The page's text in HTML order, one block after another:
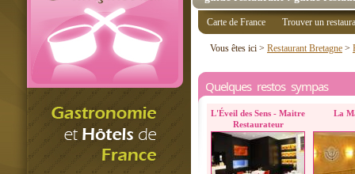
Carte de France Trouver un
Vous êtes ici > Restaurant Bretagne >
Quelques restos sympas
L'Éveil des Sens - Maitre
Restaurateur
La